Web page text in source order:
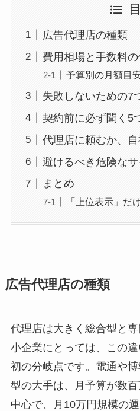
広告代理店の種類
費用相場と手数料
予算別の月額目
失敗しないための7
契約前に必ず聞く5
代理店に頼むか、
避けるべき危険な
まとめ
「上位表示」だ
広告代理店の種類
代理店は大きく総合型と
小企業にとっては、この
初の分岐点です。電通や
型の大手は、月予算が数
中心で、月10万円規模の